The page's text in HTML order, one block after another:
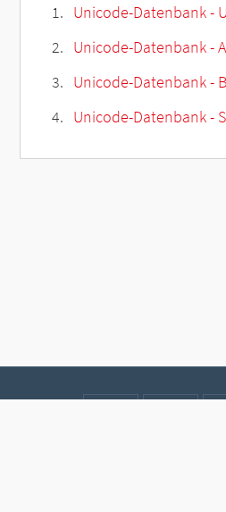
Unicode-Datenbank -
Unicode-Datenbank -
Unicode-Datenbank -
Unicode-Datenbank -